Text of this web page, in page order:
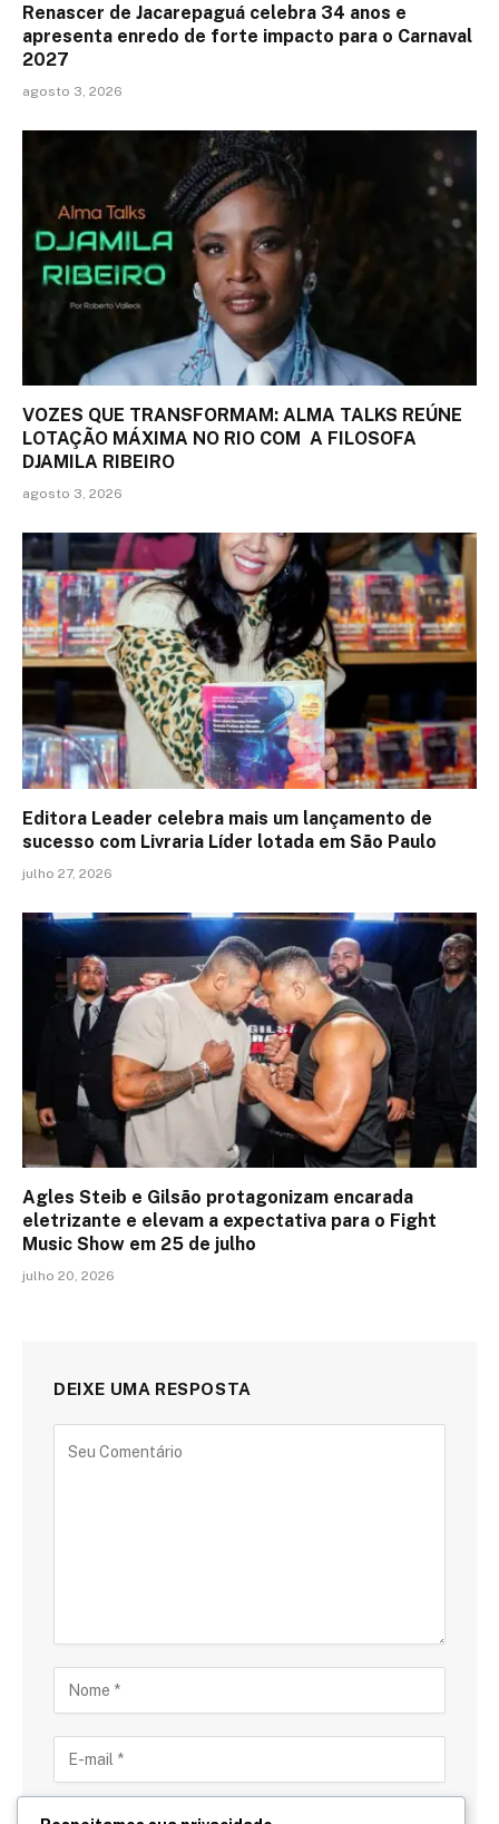
Renascer de Jacarepaguá celebra 34 anos e
apresenta enredo de forte impacto para o Carnaval
2027
agosto 3, 2026
VOZES QUE TRANSFORMAM: ALMA TALKS REÚNE
LOTAÇÃO MÁXIMA NO RIO COM A FILOSOFA
DJAMILA RIBEIRO
agosto 3, 2026
Editora Leader celebra mais um lançamento de
sucesso com Livraria Líder lotada em São Paulo
julho 27, 2026
Agles Steib e Gilsão protagonizam encarada
eletrizante e elevam a expectativa para o Fight
Music Show em 25 de julho
julho 20, 2026
DEIXE UMA RESPOSTA